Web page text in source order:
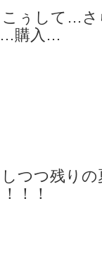
ぅして…
購入…
つつ残り
！！